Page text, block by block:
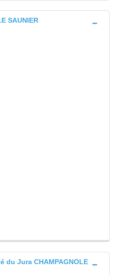
SAUNIER
du Jura CHAMPAGNOLE